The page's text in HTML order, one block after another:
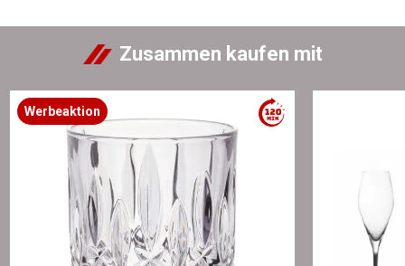
Zusammen kaufen mit
Werbeaktion